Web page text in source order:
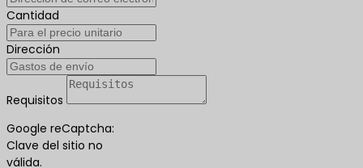
Cantidad
Dirección
Requisitos
Google reCaptcha:
Clave del sitio no
válida.